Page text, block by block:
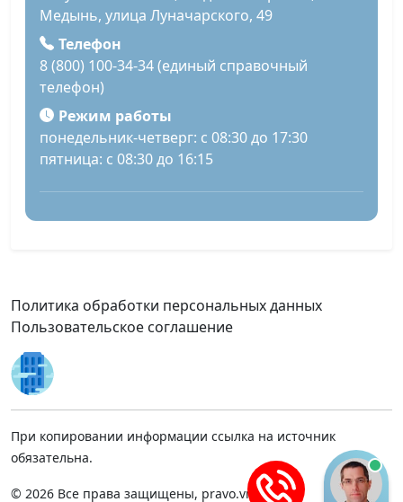
Медынь, улица Луначарского, 49
Телефон
8 (800) 100-34-34 (единый справочный
телефон)
Режим работы
понедельник-четверг: с 08:30 до 17:30
пятница: с 08:30 до 16:15
Политика обработки персональных данных
Пользовательское соглашение
При копировании информации ссылка на источник
обязательна.
© 2026 Все права защищены, pravo.vnmsk.ru.